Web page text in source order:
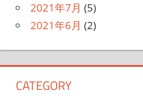
2021年7月 (5)
2021年6月 (2)
CATEGORY